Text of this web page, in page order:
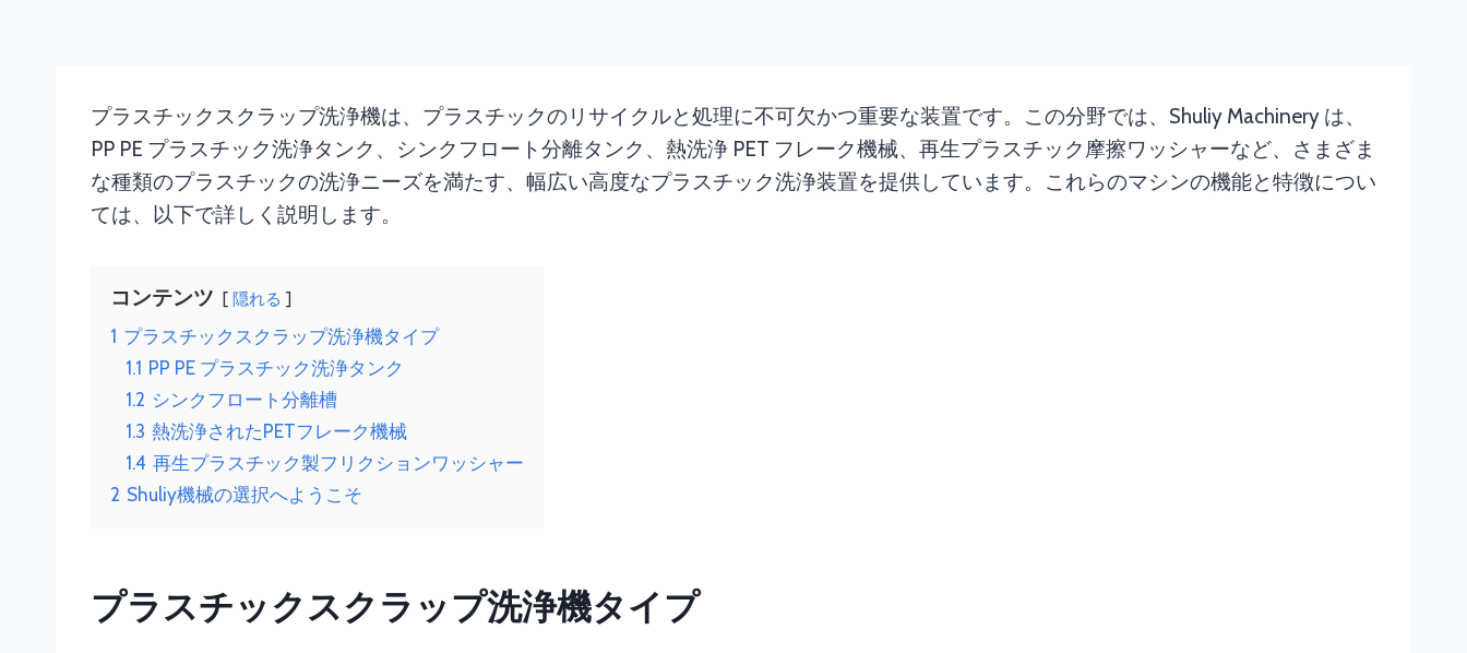
プラスチックスクラップ洗浄機は、プラスチックのリサイクルと処理に不可欠かつ重要な装置です。この分野では、Shuliy Machinery は、
PP PE プラスチック洗浄タンク、シンクフロート分離タンク、熱洗浄 PET フレーク機械、再生プラスチック摩擦ワッシャーなど、さまざま
な種類のプラスチックの洗浄ニーズを満たす、幅広い高度なプラスチック洗浄装置を提供しています。これらのマシンの機能と特徴につい
ては、以下で詳しく説明します。
コンテンツ 隠れる
1 プラスチックスクラップ洗浄機タイプ
1.1 PP PE プラスチック洗浄タンク
1.2 シンクフロート分離槽
1.3 熱洗浄されたPETフレーク機械
1.4 再生プラスチック製フリクションワッシャー
2 Shuliy機械の選択へようこそ
プラスチックスクラップ洗浄機タイプ